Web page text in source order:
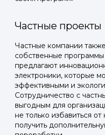
Войти
Мы отправим
номер телефона.
Отправьте заявку
увидят её и пришлют
AI-
Отправьте заявку
увидят её и пришлют
AI-
Частные проекты
Частные компании
собственные
предлагают
электроники, которые
эффективными и
Сотрудничество с
выгодным для
не только избавиться
получить